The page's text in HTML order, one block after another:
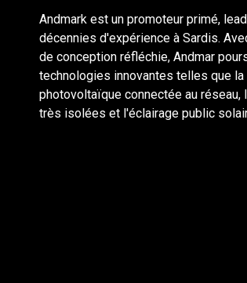
Andmark est un promoteur primé,
décennies d'expérience à Sardis.
de conception réfléchie, Andmar
technologies innovantes telles que
photovoltaïque connectée au
très isolées et l'éclairage public